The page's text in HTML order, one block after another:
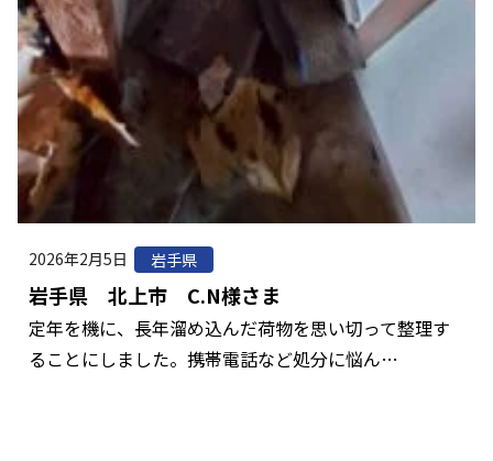
2026年2月5日 岩手県
岩手県 北上市 C.N様さま
定年を機に、長年溜め込んだ荷物を思い切って整理す
ることにしました。携帯電話など処分に悩ん…